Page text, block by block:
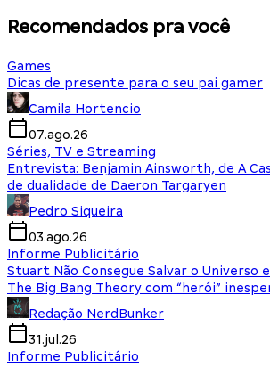
Recomendados pra você
Games
Dicas de presente para o seu pai gamer
Camila Hortencio
07.ago.26
Séries, TV e Streaming
Entrevista: Benjamin Ainsworth, de A
de dualidade de Daeron Targaryen
Pedro Siqueira
03.ago.26
Informe Publicitário
Stuart Não Consegue Salvar o Universo
The Big Bang Theory com “herói”
Redação NerdBunker
31.jul.26
Informe Publicitário